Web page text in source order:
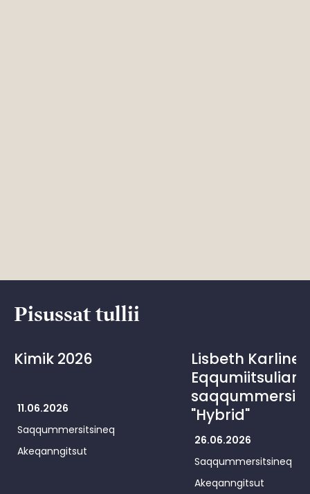
Pisussat tullii
Kimik 2026
11.06.2026
Saqqummersitsineq
Akeqanngitsut
Lisbeth Karline
"Hybrid"
26.06.2026
Saqqummersitsineq
Akeqanngitsut